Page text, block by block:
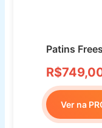
Patins
Ver na